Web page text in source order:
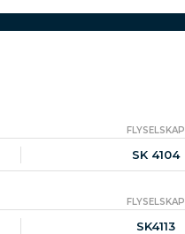
FLYSELSKAP
SK 4104
FLYSELSKAP
SK4113